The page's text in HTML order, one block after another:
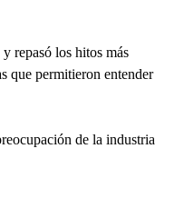
repasó los hitos más
que permitieron entender
de la industria